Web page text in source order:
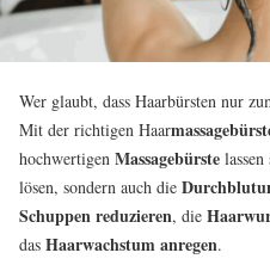
Wer glaubt, dass Haarbürsten nur
Mit der richtigen Haar
hochwertigen Massagebürste
lösen, sondern auch die
Schuppen reduzieren, die
das Haarwachstum anregen.